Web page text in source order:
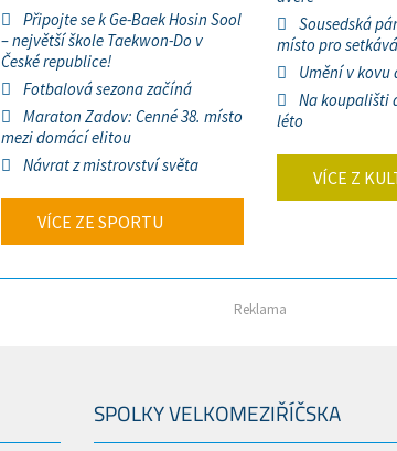
Připojte se k Ge-Baek Hosin Sool
– největší škole Taekwon-Do v
České republice!
Fotbalová sezona začíná
Maraton Zadov: Cenné 38. místo
mezi domácí elitou
Návrat z mistrovství světa
VÍCE ZE SPORTU
Sousedská
místo pro
Umění v kovu
Na koupališti
léto
VÍCE Z
Reklama
SPOLKY VELKOMEZIŘÍČSKA